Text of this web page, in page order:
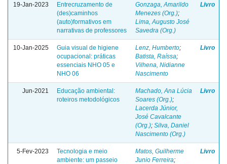
19-Jan-2023
Entrecruzamento de
(des)caminhos
(auto)formativos em
narrativas de professores
Gonzaga, Amarildo
Menezes (Org.);
Lima, Augusto José
Savedra (Org.)
Livro
10-Jan-2025
Guia visual de higiene
ocupacional: práticas
essenciais NHO 05 e
NHO 06
Lenz, Humberto;
Batista, Raíssa;
Vilhena, Nidianne
Nascimento
Livro
Jun-2021
Educação ambiental:
roteiros metodológicos
Machado, Ana Lúcia
Soares (Org.);
Lacerda Júnior,
José Cavalcante
(Org.); Silva, Daniel
Nascimento (Org.)
Livro
5-Fev-2023
Tecnologia e meio
ambiente: um passeio
Matos, Guilherme
Junio Ferreira;
Livro